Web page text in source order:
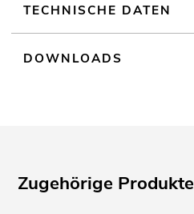
TECHNISCHE DATEN
DOWNLOADS
Zugehörige Produkte